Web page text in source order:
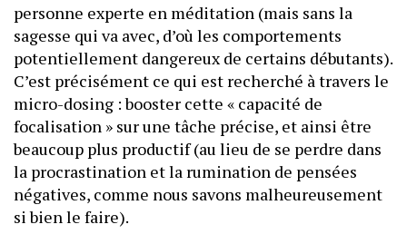
personne experte en méditation (mais sans la
sagesse qui va avec, d’où les comportements
potentiellement dangereux de certains débutants).
C’est précisément ce qui est recherché à travers le
micro-dosing : booster cette « capacité de
focalisation » sur une tâche précise, et ainsi être
beaucoup plus productif (au lieu de se perdre dans
la procrastination et la rumination de pensées
négatives, comme nous savons malheureusement
si bien le faire).